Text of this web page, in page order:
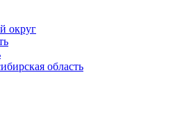
округ
область